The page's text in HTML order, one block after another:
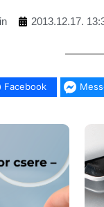
2013.12.17.
Facebook